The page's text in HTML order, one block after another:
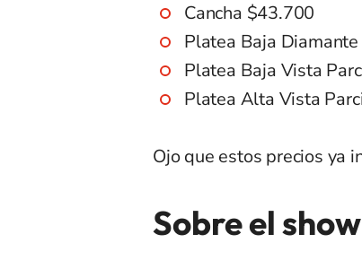
Cancha $43.700
Platea Baja
Platea Baja Vista
Platea Alta Vista
Ojo que estos precios ya
Sobre el show